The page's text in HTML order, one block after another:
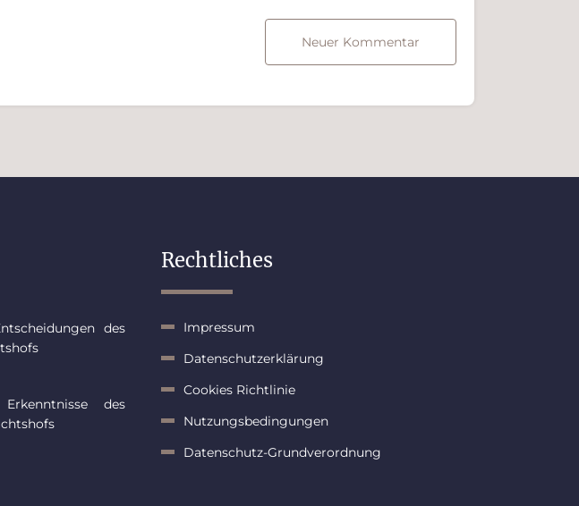
Neuer Kommentar
des
des
Rechtliches
Impressum
Datenschutzerklärung
Cookies Richtlinie
Nutzungsbedingungen
Datenschutz-Grundverordnung